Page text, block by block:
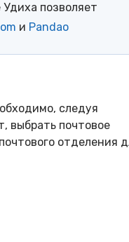
позволяет
и Pandao
следуя
выбрать почтовое
отделения